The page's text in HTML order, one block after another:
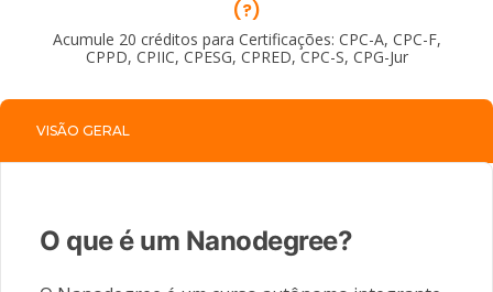
(?)
Acumule 20 créditos para Certificações: CPC-A, CPC-F,
CPPD, CPIIC, CPESG, CPRED, CPC-S, CPG-Jur
VISÃO GERAL
O que é um Nanodegree?